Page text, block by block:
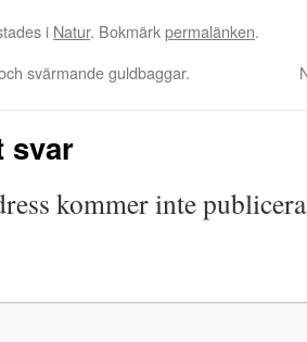
i Natur. Bokmärkpermalänken.
svärmande guldbaggar.
svar
kommer inte